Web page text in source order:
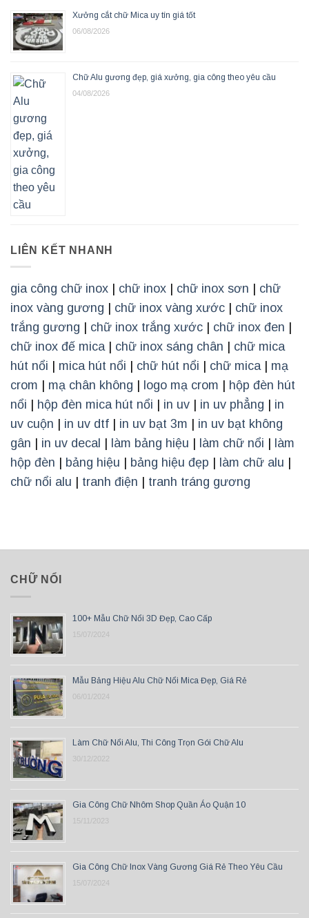
Xưởng cắt chữ Mica uy tín giá tốt
06/08/2026
Chữ Alu gương đẹp, giá xưởng, gia công theo yêu cầu
04/08/2026
LIÊN KẾT NHANH
gia công chữ inox chữ inox chữ inox sơn
chữ
inox vàng gương
chữ inox vàng xước
chữ inox
trắng gương
chữ inox trắng xước chữ inox đen
chữ inox đế mica| chữ inox sáng chân
chữ mica
hút nổi
mica hút nổi chữ hút nổi chữ mica| mạ
crom
mạ chân không logo mạ crom
hộp đèn hút
nổi
hộp đèn mica hút nổi in uv in uv phẳng
in
uv cuộn
in uv dtf in uv bạt 3m
in uv bạt không
gân
in uv decal làm bảng hiệu làm chữ nổi
làm
hộp đèn
bảng hiệu bảng hiệu đẹp làm chữ alu
chữ nổi alu
tranh điện tranh tráng gương
CHỮ NỔI
100+ Mẫu Chữ Nổi 3D Đẹp, Cao Cấp
15/07/2024
Mẫu Bảng Hiệu Alu Chữ Nổi Mica Đẹp, Giá Rẻ
06/01/2024
Làm Chữ Nổi Alu, Thi Công Trọn Gói Chữ Alu
30/12/2022
Gia Công Chữ Nhôm Shop Quần Áo Quận 10
15/11/2023
Gia Công Chữ Inox Vàng Gương Giá Rẻ Theo Yêu Cầu
15/07/2024